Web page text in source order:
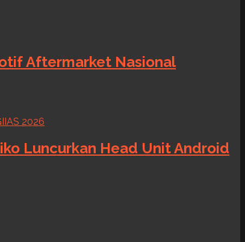
Aftermarket Nasional
Luncurkan Head Unit Android